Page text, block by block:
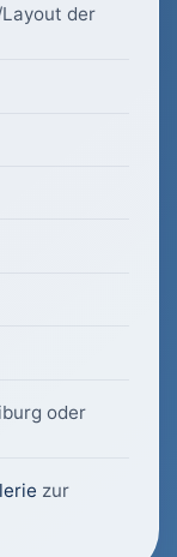
der
oder
zur